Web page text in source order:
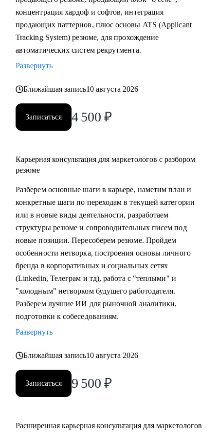
С чем помогу:
• Разобрать и переупаковать резюме - в формат, который
работает на рынке
• Выбрать карьерное направление и составить конкретный
• Оценить рыночную стоимость опыта и выявить реальные
• Пересобрать карьерную стратегию - сменить компанию,
индустрию или трек
коммуникационную стратегию в компании
Кому могу помочь:
• Специалистам в маркетинге - бренд-менеджмент / digital /
SMM / PR / аналитика, - которые растут к уровню Senior,
Lead или CMO.
• Руководителям и СМО, которым нужна внешняя точка
зрения.
• Владельцам бизнеса и предпринимателям,
выстраивающим маркетинг.
концентрация хардоф и софтов, интеграция
продающих паттернов, плюс основы ATS (Applicant
Tracking System) резюме, для прохождение
автоматических систем рекрутмента.
Развернуть
Ближайшая запись10 августа 2026
Записаться 4 500 ₽
Карьерная консультация для маркетологов с разбором
резюме
Разберем основные шаги в карьере, наметим план и
конкретные шаги по переходам в текущей категории
или в новые виды деятельности, разработаем
структуры резюме и сопроводительных писем под
новые позиции. Пересоберем резюме. Пройдем
особенности нетворка, построения основы личного
бренда в корпоративных и социальных сетях
(Linkedin, Телеграм и тд), работа с "теплыми" и
"холодным" нетворком будущего работодателя.
Разберем лучшие ИИ для рыночной аналитики,
подготовки к собеседованиям.
Развернуть
Ближайшая запись10 августа 2026
Записаться 9 500 ₽
Расширенная карьерная консультация для маркетологов